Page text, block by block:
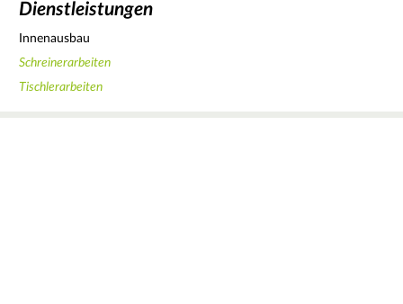
Dienstleistungen
Innenausbau
Schreinerarbeiten
Tischlerarbeiten